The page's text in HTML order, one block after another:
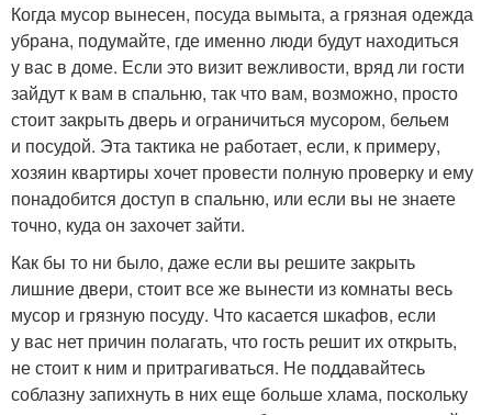
Когда мусор вынесен, посуда вымыта, а грязная одежда
убрана, подумайте, где именно люди будут находиться
у вас в доме. Если это визит вежливости, вряд ли гости
зайдут к вам в спальню, так что вам, возможно, просто
стоит закрыть дверь и ограничиться мусором, бельем
и посудой. Эта тактика не работает, если, к примеру,
хозяин квартиры хочет провести полную проверку и ему
понадобится доступ в спальню, или если вы не знаете
точно, куда он захочет зайти.
Как бы то ни было, даже если вы решите закрыть
лишние двери, стоит все же вынести из комнаты весь
мусор и грязную посуду. Что касается шкафов, если
у вас нет причин полагать, что гость решит их открыть,
не стоит к ним и притрагиваться. Не поддавайтесь
соблазну запихнуть в них еще больше хлама, поскольку